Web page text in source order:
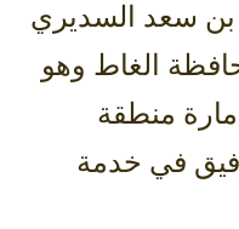
بن سعد السديري
الغاط وهو
منطقة
في خدمة